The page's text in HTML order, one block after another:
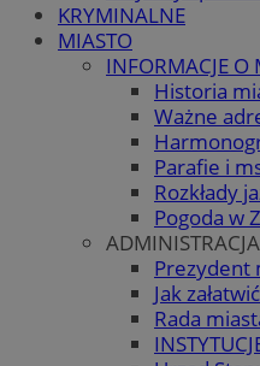
KRYMINALNE
MIASTO
INFORMACJE O
Historia
Ważne
Parafie i
Rozkłady
Pogoda w
ADMINISTRACJA
Prezydent
Jak
Rada